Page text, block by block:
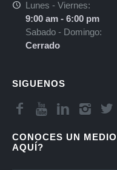
Lunes - Viernes:
9:00 am - 6:00 pm
Sabado - Domingo:
Cerrado
SIGUENOS
CONOCES UN
AQUÍ?